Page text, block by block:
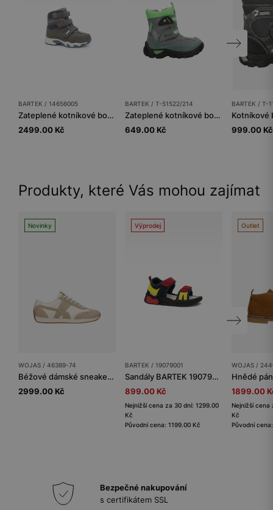
BARTEK / 14656005
Zateplené kotníkové boty BARTEK 14656005, šedé
2499.00 Kč
BARTEK / T-51522/214
Zateplené kotníkové boty BARTEK T-51522/214, šedo-zelené
649.00 Kč
BARTEK / T-
999.00 Kč
Produkty, které Vás mohou zajímat
Novinky
WOJAS / 46389-74
Béžové dámské sneakers z kombinované kůže
2999.00 Kč
Výprodej
BARTEK / 19079001
Sandály BARTEK 19079001, modro-červené
899.00 Kč
Nejnižší cena za 30 dní: 1299.00
Kč
Původní cena: 1199.00 Kč
Outlet
WOJAS /
1899.00
Nejnižší cena
Kč
Původní
Bezpečné nakupování
s certifikátem SSL